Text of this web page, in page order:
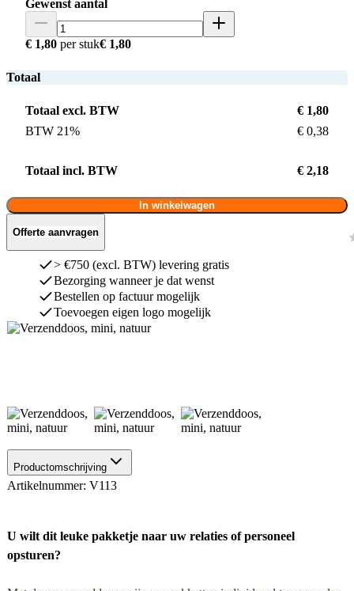
Gewenst aantal
€ 1,80 per stuk€ 1,80
Totaal
Totaal excl. BTW
€ 1,80
BTW 21%
€ 0,38
Totaal incl. BTW € 2,18
In winkelwagen
Offerte aanvragen
> €750 (excl. BTW) levering gratis
Bezorging wanneer je dat wenst
Bestellen op factuur mogelijk
Toevoegen eigen logo mogelijk
Productomschrijving
Artikelnummer: V113
U wilt dit leuke pakketje naar uw relaties of personeel
opsturen?